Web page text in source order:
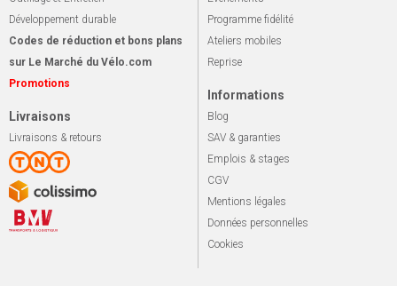
Développement durable
Codes de réduction et bons plans
sur Le Marché du Vélo.com
Promotions
Livraisons
Livraisons & retours
Programme fidélité
Ateliers mobiles
Reprise
Informations
Blog
SAV & garanties
Emplois & stages
CGV
Mentions légales
Données personnelles
Cookies